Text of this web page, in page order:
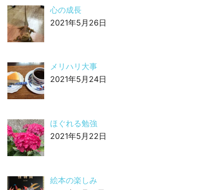
心の成長
2021年5月26日
メリハリ大事
2021年5月24日
ほぐれる勉強
2021年5月22日
絵本の楽しみ